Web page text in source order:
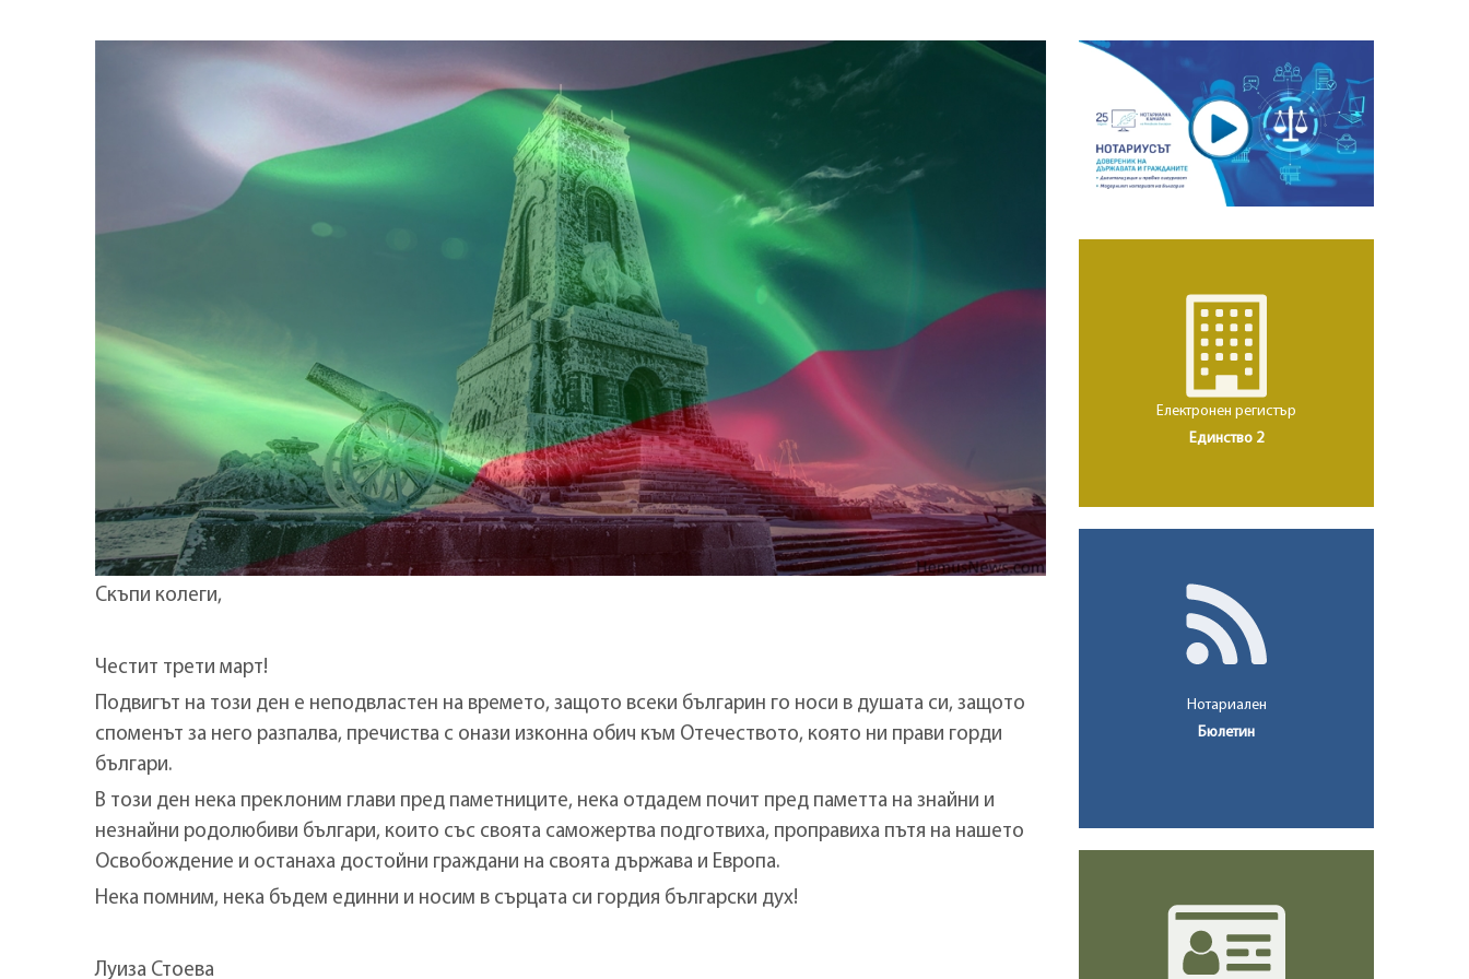
Скъпи колеги,
Честит трети март!
Подвигът на този ден е неподвластен на времето, защото всеки българин го носи в душата си, защото
споменът за него разпалва, пречиства с онази изконна обич към Отечеството, която ни прави горди
българи.
В този ден нека преклоним глави пред паметниците, нека отдадем почит пред паметта на знайни и
незнайни родолюбиви българи, които със своята саможертва подготвиха, проправиха пътя на нашето
Освобождение и останаха достойни граждани на своята държава и Европа.
Нека помним, нека бъдем единни и носим в сърцата си гордия български дух!
Луиза Стоева
Електронен регистър
Единство 2
Нотариален
Бюлетин